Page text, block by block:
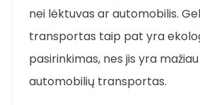
nei lėktuvas ar automobilis.
transportas taip pat yra
pasirinkimas, nes jis yra
automobilių transportas.